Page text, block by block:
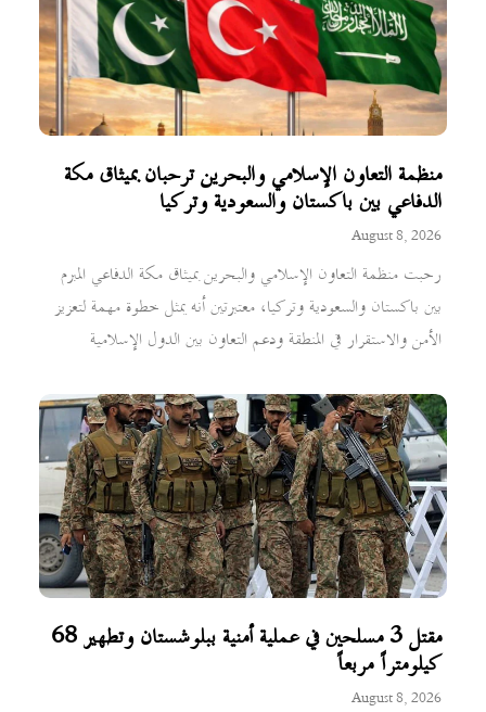
منظمة التعاون الإسلامي والبحرين ترحبان بميثاق مكة
الدفاعي بين باكستان والسعودية وتركيا
August 8, 2026
رحبت منظمة التعاون الإسلامي والبحرين بميثاق مكة الدفاعي المبرم
بين باكستان والسعودية وتركيا، معتبرتين أنه يمثل خطوة مهمة لتعزيز
الأمن والاستقرار في المنطقة ودعم التعاون بين الدول الإسلامية
مقتل 3 مسلحين في عملية أمنية ببلوشستان وتطهير 68
كيلومتراً مربعاً
August 8, 2026